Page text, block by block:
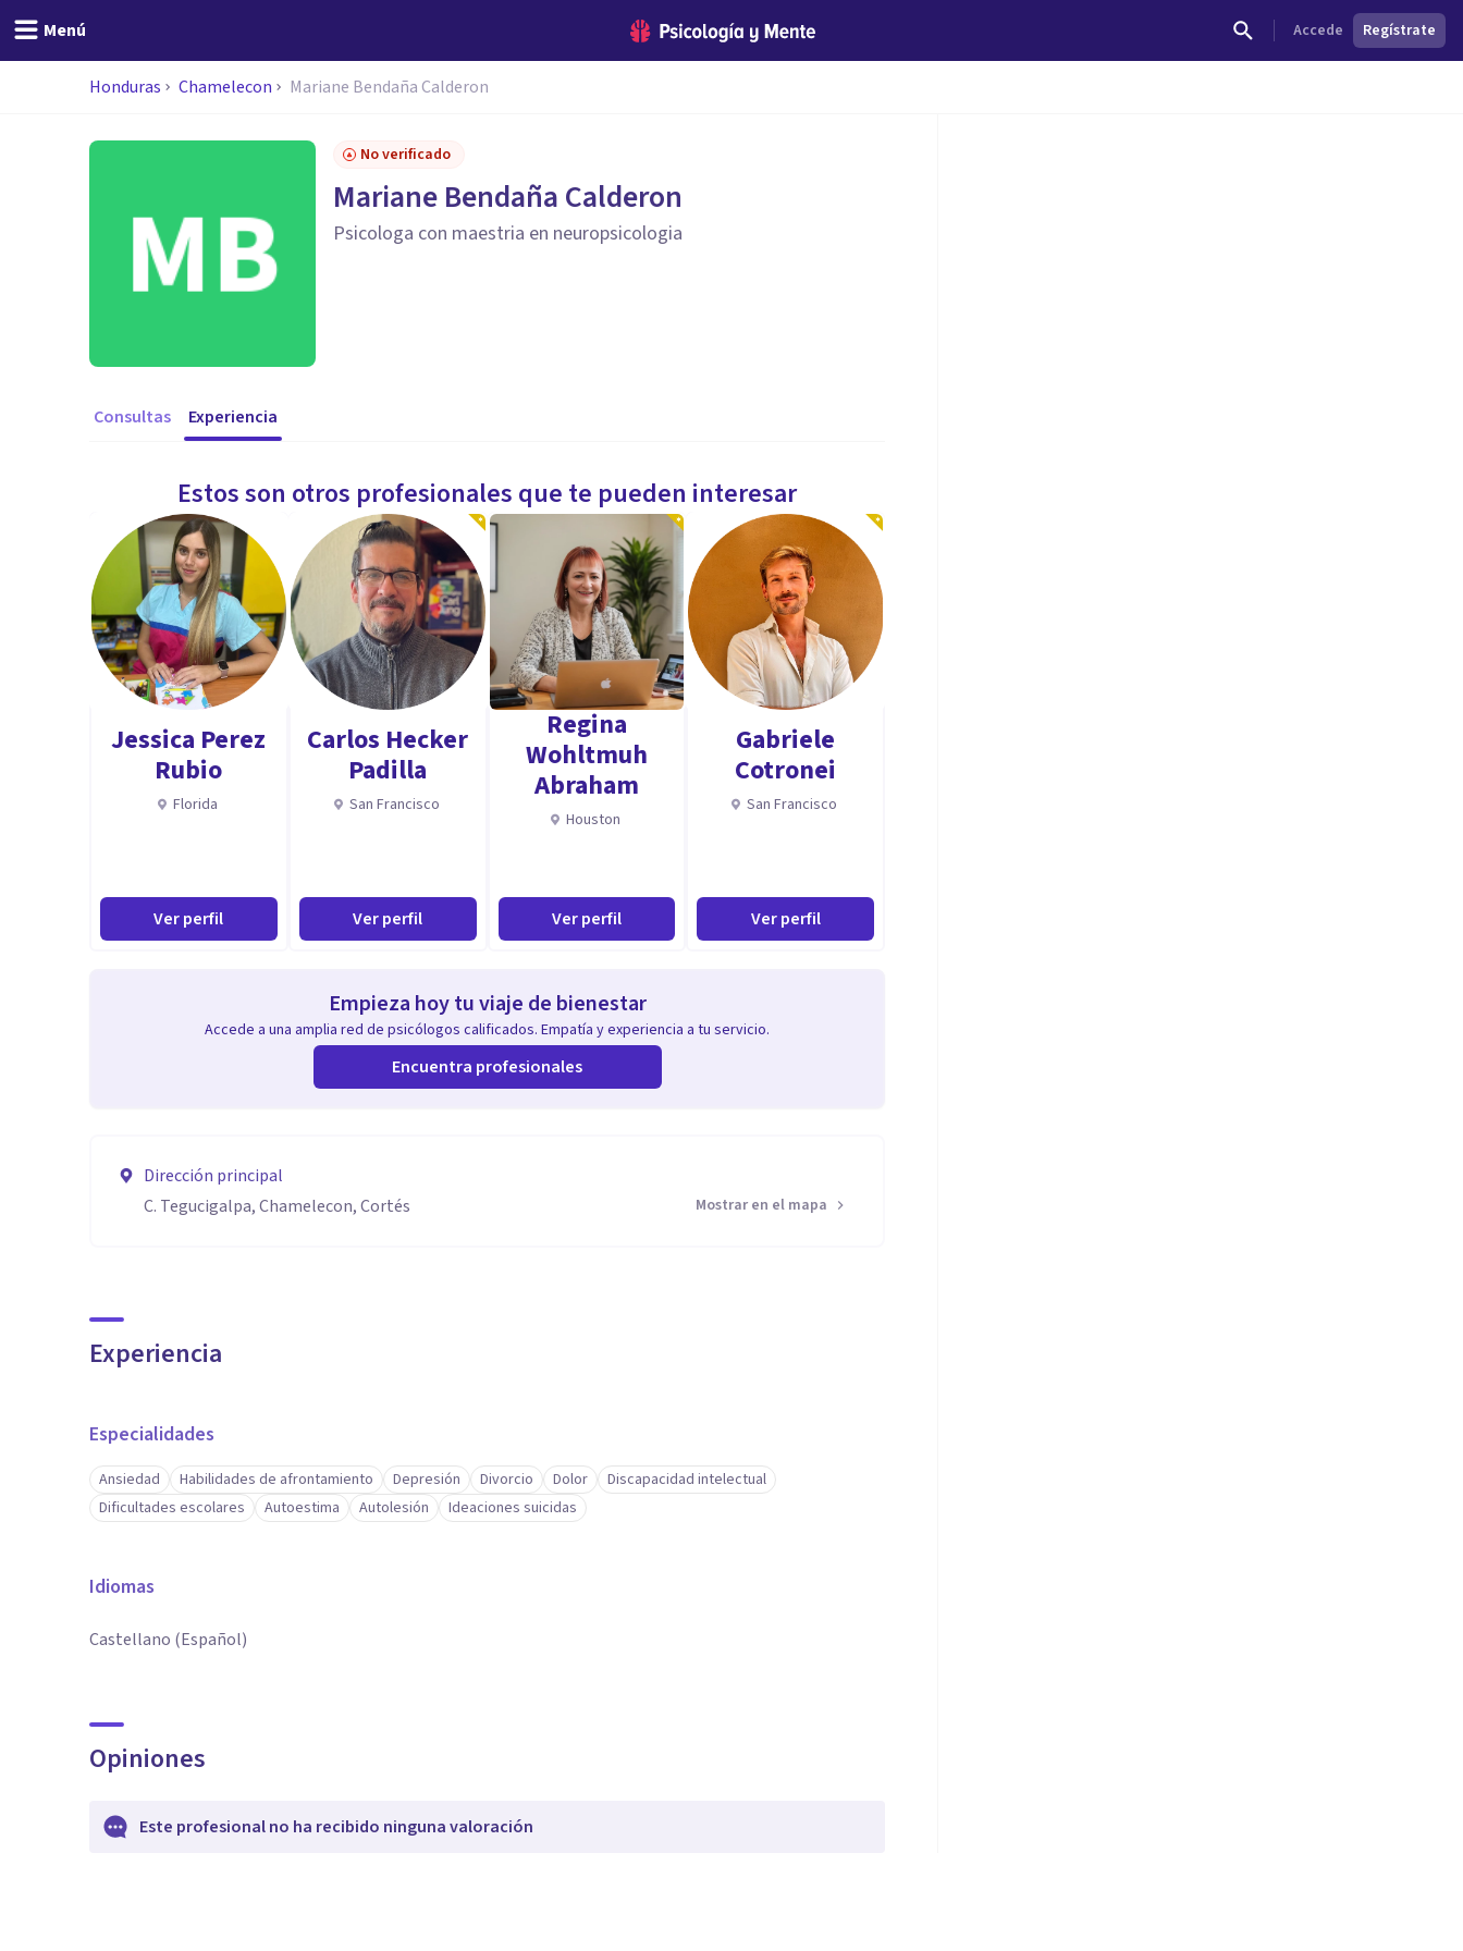
Menú Accede Regístrate
Honduras Chamelecon Mariane Bendaña Calderon
No verificado
Mariane Bendaña Calderon
Psicologa con maestria en neuropsicologia
Consultas Experiencia
Estos son otros profesionales que te pueden interesar
Jessica Perez
Rubio
Florida
Ver perfil
Carlos Hecker
Padilla
San Francisco
Ver perfil
Regina
Wohltmuh
Abraham
Houston
Ver perfil
Gabriele
Cotronei
San Francisco
Ver perfil
Empieza hoy tu viaje de bienestar
Accede a una amplia red de psicólogos calificados. Empatía y experiencia a tu servicio.
Encuentra profesionales
Dirección principal
C. Tegucigalpa, Chamelecon, Cortés
Mostrar en el mapa
Experiencia
Especialidades
Ansiedad Habilidades de afrontamiento Depresión Divorcio Dolor
Discapacidad intelectual
Dificultades escolares
Autoestima Autolesión Ideaciones suicidas
Idiomas
Castellano (Español)
Opiniones
Este profesional no ha recibido ninguna valoración